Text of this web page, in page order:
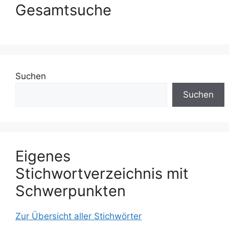
Gesamtsuche
Suchen
Suchen
Eigenes
Stichwortverzeichnis mit
Schwerpunkten
Zur Übersicht aller Stichwörter